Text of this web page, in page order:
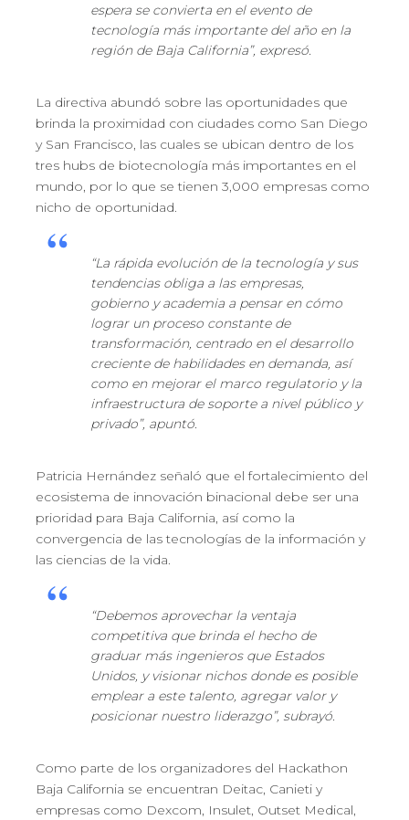
espera se convierta en el evento de
tecnología más importante del año en la
región de Baja California”, expresó.
La directiva abundó sobre las oportunidades que
brinda la proximidad con ciudades como San Diego
y San Francisco, las cuales se ubican dentro de los
tres hubs de biotecnología más importantes en el
mundo, por lo que se tienen 3,000 empresas como
nicho de oportunidad.
“La rápida evolución de la tecnología y sus
tendencias obliga a las empresas,
gobierno y academia a pensar en cómo
lograr un proceso constante de
transformación, centrado en el desarrollo
creciente de habilidades en demanda, así
como en mejorar el marco regulatorio y la
infraestructura de soporte a nivel público y
privado”, apuntó.
Patricia Hernández señaló que el fortalecimiento del
ecosistema de innovación binacional debe ser una
prioridad para Baja California, así como la
convergencia de las tecnologías de la información y
las ciencias de la vida.
“Debemos aprovechar la ventaja
competitiva que brinda el hecho de
graduar más ingenieros que Estados
Unidos, y visionar nichos donde es posible
emplear a este talento, agregar valor y
posicionar nuestro liderazgo”, subrayó.
Como parte de los organizadores del Hackathon
Baja California se encuentran Deitac, Canieti y
empresas como Dexcom, Insulet, Outset Medical,